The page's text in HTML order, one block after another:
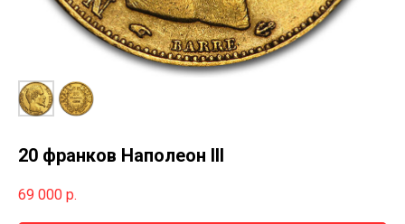
20 франков Наполеон III
69 000 р.